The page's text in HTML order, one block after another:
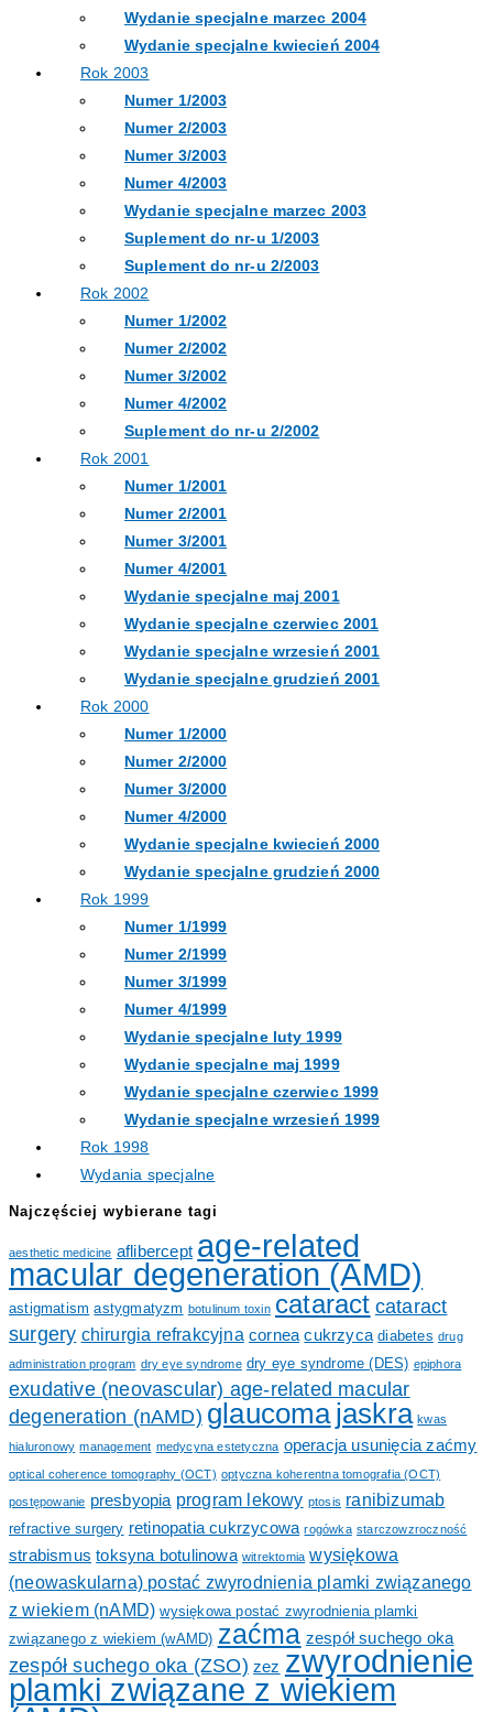
Wydanie specjalne marzec 2004
Wydanie specjalne kwiecień 2004
Rok 2003
Numer 1/2003
Numer 2/2003
Numer 3/2003
Numer 4/2003
Wydanie specjalne marzec 2003
Suplement do nr-u 1/2003
Suplement do nr-u 2/2003
Rok 2002
Numer 1/2002
Numer 2/2002
Numer 3/2002
Numer 4/2002
Suplement do nr-u 2/2002
Rok 2001
Numer 1/2001
Numer 2/2001
Numer 3/2001
Numer 4/2001
Wydanie specjalne maj 2001
Wydanie specjalne czerwiec 2001
Wydanie specjalne wrzesień 2001
Wydanie specjalne grudzień 2001
Rok 2000
Numer 1/2000
Numer 2/2000
Numer 3/2000
Numer 4/2000
Wydanie specjalne kwiecień 2000
Wydanie specjalne grudzień 2000
Rok 1999
Numer 1/1999
Numer 2/1999
Numer 3/1999
Numer 4/1999
Wydanie specjalne luty 1999
Wydanie specjalne maj 1999
Wydanie specjalne czerwiec 1999
Wydanie specjalne wrzesień 1999
Rok 1998
Wydania specjalne
Najczęściej wybierane tagi
aesthetic medicine aflibercept age-related
macular degeneration (AMD)
astigmatism astygmatyzm botulinum toxin cataract cataract
surgery chirurgia refrakcyjna cornea cukrzyca diabetes drug
administration program dry eye syndrome dry eye syndrome (DES) epiphora
exudative (neovascular) age-related macular
degeneration (nAMD) glaucomajaskra kwas
hialuronowy management medycyna estetyczna operacja usunięcia zaćmy
optical coherence tomography (OCT) optyczna koherentna tomografia (OCT)
postępowanie presbyopia program lekowy ptosis ranibizumab
refractive surgery retinopatia cukrzycowa rogówka starczowzroczność
strabismus toksyna botulinowa witrektomia wysiękowa
(neowaskularna) postać zwyrodnienia plamki związanego
z wiekiem (nAMD) wysiękowa postać zwyrodnienia plamki
związanego z wiekiem (wAMD) zaćma zespół suchego oka
zespół suchego oka (ZSO) zez zwyrodnienie
plamki związane z wiekiem